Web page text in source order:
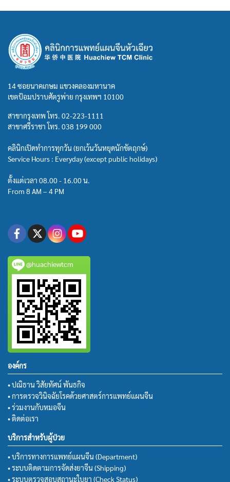
14 ซอยนาคเกษม แขวงคลองมหานาค
เขตป้อมปราบศัตรูพ่าย กรุงเทพฯ 10100
สาขากรุงเทพ โทร. 02-223-1111
สาขาศรีราชา โทร. 038 199 000
คลินิกเปิดทำการทุกวัน (ยกเว้นวันหยุดนักขัตฤกษ์)
Service Hours : Everyday (except public holidays)
ตั้งแต่เวลา 08.00 - 16.00 น.
From 8 AM – 4 PM
@huachiewtcm
องค์กร
• ปณิธาน วิสัยทัศน์ พันธกิจ
• การตรวจวินิจฉัยโรคด้วยศาสตร์การแพทย์แผนจีน
• ร่วมงานกับหมอจีน
• ติดต่อเรา
บริการสำหรับผู้ป่วย
• บริการทางการแพทย์แผนจีน (Department)
• ระบบติดตามการจัดส่งยาจีน (Shipping)
• ระบบตรวจสอบสถานะใบยา (Check Status)